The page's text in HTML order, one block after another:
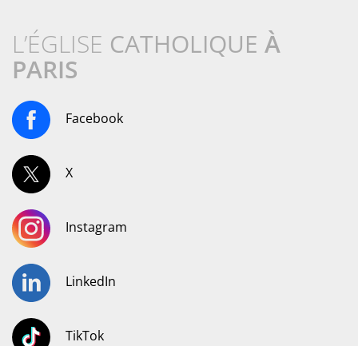
L’ÉGLISE CATHOLIQUE À
PARIS
Facebook
X
Instagram
LinkedIn
TikTok